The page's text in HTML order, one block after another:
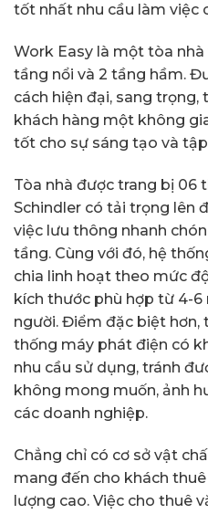
tốt nhất nhu cầu làm việc
Work Easy là một tòa
tầng nổi và 2 tầng hầm.
cách hiện đại, sang
khách hàng một không
tốt cho sự sáng tạo và
Tòa nhà được trang bị 06
Schindler có tải trọng lên
việc lưu thông nhanh
tầng. Cùng với đó, hệ
chia linh hoạt theo mức
kích thước phù hợp từ 4-6
người. Điểm đặc biệt hơn,
thống máy phát điện có
nhu cầu sử dụng, tránh
không mong muốn, ảnh
các doanh nghiệp.
Chẳng chỉ có cơ sở vật
mang đến cho khách
lượng cao. Việc cho thuê